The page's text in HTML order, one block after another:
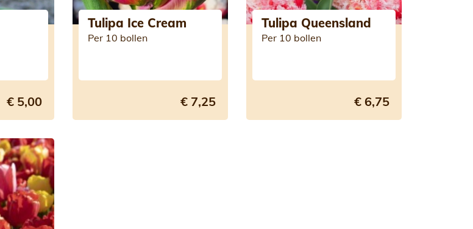
€ 5,00
Tulipa Ice Cream
Per 10 bollen
€ 7,25
Tulipa Queensland
Per 10 bollen
€ 6,75